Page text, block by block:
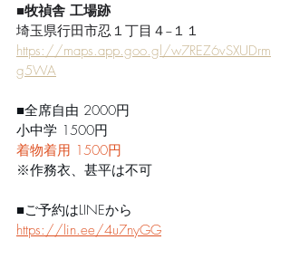
■牧禎舎 工場跡
埼玉県行田市忍１丁目４−１１
https://maps.app.goo.gl/w7REZ6vSXUDrm
g5WA
■全席自由 2000円
小中学 1500円
着物着用 1500円
※作務衣、甚平は不可
■ご予約はLINEから
https://lin.ee/4u7nyGG